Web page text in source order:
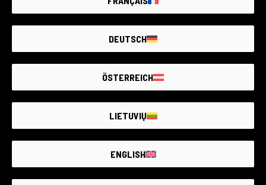
ZUSTANDSLEITFADEN
0 VERFÜGBARE ARTIKELGARANTIERTE
GEBRAUCHTWARE
DER GRÖSSTE MARKT FÜR
DEUTSCH
ÖSTERREICH
LIETUVIŲ
ENGLISH